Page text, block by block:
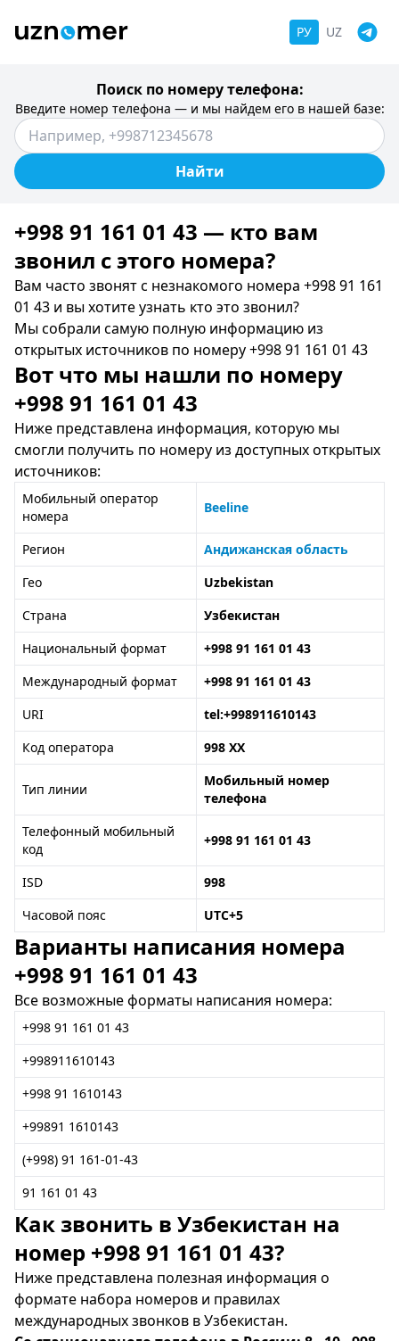
РУ UZ
Поиск по номеру телефона:
Введите номер телефона — и мы найдем его в нашей базе:
Найти
+998 91 161 01 43 — кто вам
звонил c этого номера?
Вам часто звонят с незнакомого номера +998 91 161
01 43 и вы хотите узнать кто это звонил?
Мы собрали самую полную информацию из
открытых источников по номеру +998 91 161 01 43
Вот что мы нашли по номеру
+998 91 161 01 43
Ниже представлена информация, которую мы
смогли получить по номеру из доступных открытых
источников:
Мобильный оператор
номера
Beeline
Регион
Андижанская область
Гео
Uzbekistan
Страна
Узбекистан
Национальный формат
+998 91 161 01 43
Международный формат
+998 91 161 01 43
URI
tel:+998911610143
Код оператора
998 XX
Тип линии
Мобильный номер
телефона
Телефонный мобильный
код
+998 91 161 01 43
ISD
998
Часовой пояс
UTC+5
Варианты написания номера
+998 91 161 01 43
Все возможные форматы написания номера:
+998 91 161 01 43
+998911610143
+998 91 1610143
+99891 1610143
(+998) 91 161-01-43
91 161 01 43
Как звонить в Узбекистан на
номер +998 91 161 01 43?
Ниже представлена полезная информация о
формате набора номеров и правилах
международных звонков в Узбекистан.